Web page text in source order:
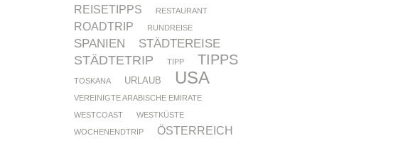
REISETIPPS RESTAURANT
ROADTRIP RUNDREISE
SPANIEN STÄDTEREISE
STÄDTETRIP TIPP TIPPS
TOSKANA URLAUB USA
VEREINIGTE ARABISCHE EMIRATE
WESTCOAST
WESTKÜSTE
WOCHENENDTRIP
ÖSTERREICH